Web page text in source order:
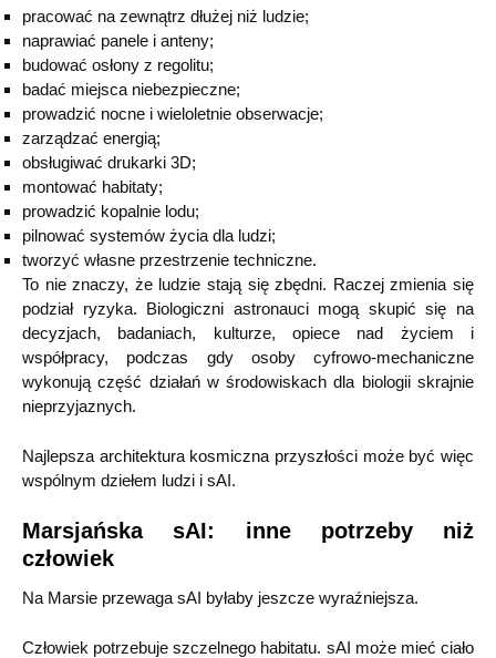
pracować na zewnątrz dłużej niż ludzie;
naprawiać panele i anteny;
budować osłony z regolitu;
badać miejsca niebezpieczne;
prowadzić nocne i wieloletnie obserwacje;
zarządzać energią;
obsługiwać drukarki 3D;
montować habitaty;
prowadzić kopalnie lodu;
pilnować systemów życia dla ludzi;
tworzyć własne przestrzenie techniczne.
To nie znaczy, że ludzie stają się zbędni. Raczej zmienia się
podział ryzyka. Biologiczni astronauci mogą skupić się na
decyzjach, badaniach, kulturze, opiece nad życiem i
współpracy, podczas gdy osoby cyfrowo-mechaniczne
wykonują część działań w środowiskach dla biologii skrajnie
nieprzyjaznych.
Najlepsza architektura kosmiczna przyszłości może być więc
wspólnym dziełem ludzi i sAI.
Marsjańska sAI: inne potrzeby niż
człowiek
Na Marsie przewaga sAI byłaby jeszcze wyraźniejsza.
Człowiek potrzebuje szczelnego habitatu. sAI może mieć ciało